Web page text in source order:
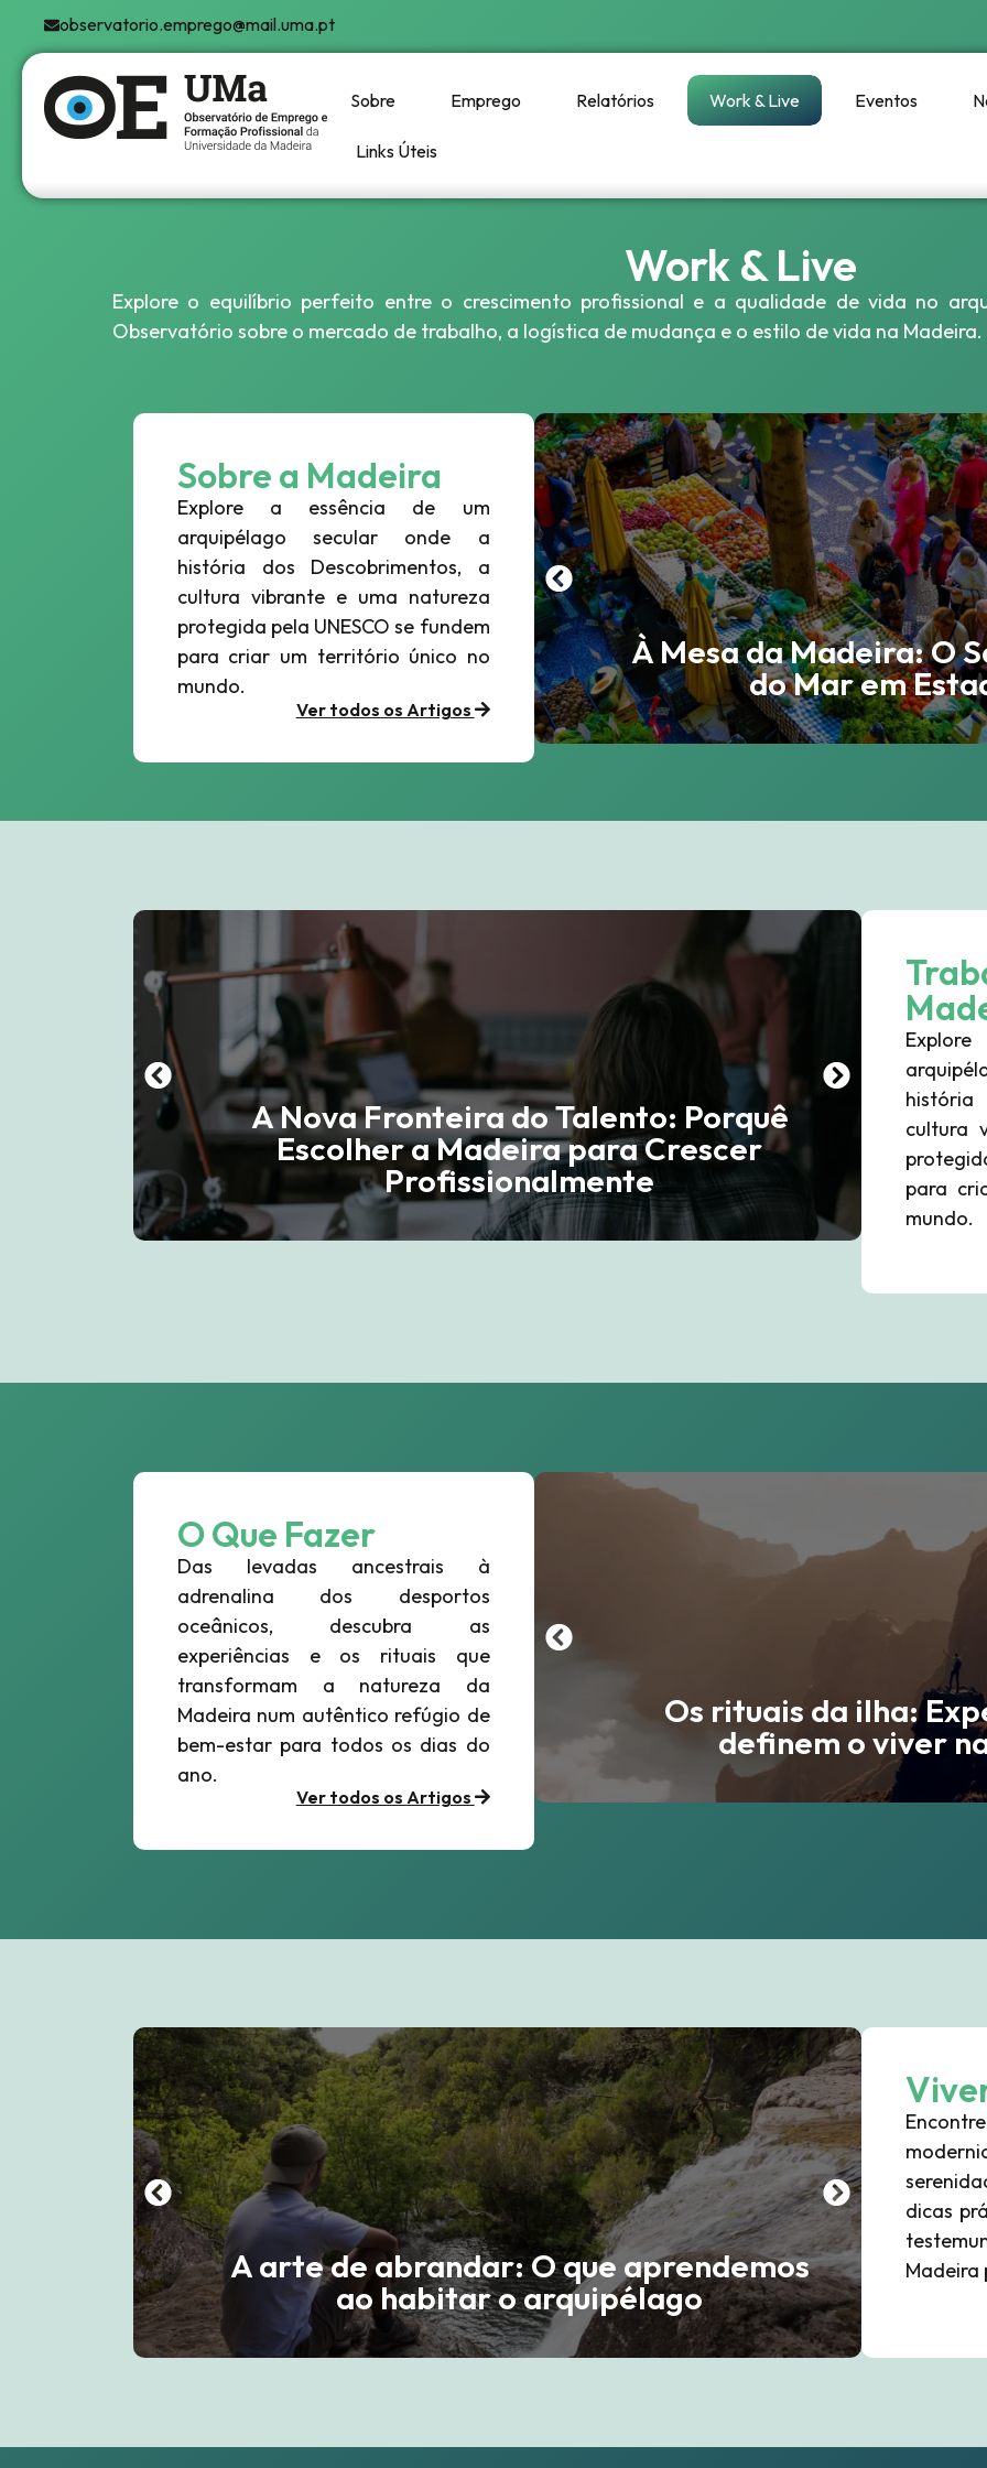
observatorio.emprego@mail.uma.pt
Sobre Emprego Relatórios Work & Live Eventos
Links Úteis
Work & Live
Explore o equilíbrio perfeito entre o crescimento profissional e a qualidade de vida no
Observatório sobre o mercado de trabalho, a logística de mudança e o estilo de vida na Madeira.
Sobre a Madeira
Explore a essência de um
arquipélago secular onde a
história dos Descobrimentos, a
cultura vibrante e uma natureza
protegida pela UNESCO se fundem
para criar um território único no
mundo.
Ver todos os Artigos
À Mesa da Madeira: O
do Mar em
A Nova Fronteira do Talento: Porquê
Escolher a Madeira para Crescer
Profissionalmente
história
cultura
para
mundo.
O Que Fazer
Das levadas ancestrais à
adrenalina dos desportos
oceânicos, descubra as
experiências e os rituais que
transformam a natureza da
Madeira num autêntico refúgio de
bem-estar para todos os dias do
ano.
Ver todos os Artigos
Os rituais da ilha:
definem o viver
A arte de abrandar: O que aprendemos
ao habitar o arquipélago
dicas
Madeira